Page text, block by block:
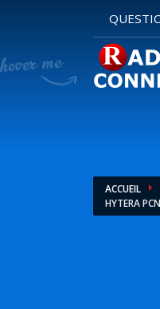
DEMANDE
1
ACCUEIL
HYTERA